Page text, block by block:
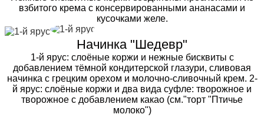
взбитого крема с консервированными ананасами и
кусочками желе.
Начинка "Шедевр"
1-й ярус: слоёные коржи и нежные бисквиты с
добавлением тёмной кондитерской глазури, сливовая
начинка с грецким орехом и молочно-сливочный крем. 2-
й ярус: слоёные коржи и два вида суфле: творожное и
творожное с добавлением какао (см."торт "Птичье
молоко")